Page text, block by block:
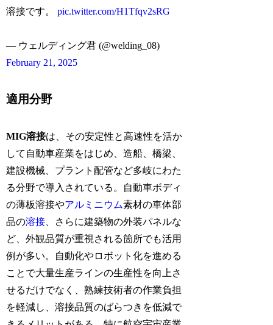
溶接です。pic.twitter.com/H1Tfqv2sRG
— ウェルディング君 (@welding_08)
February 21, 2025
適用分野
MIG溶接は、その安定性と高速性を活か
して自動車産業をはじめ、造船、橋梁、
建設機械、プラント配管など多岐にわた
る分野で導入されている。自動車ボディ
の薄板溶接やアルミニウム素材の車体部
品の溶接 、さらに建築物の外装パネルな
ど、外観品質が重視される箇所でも活用
例が多い。自動化やロボット化を進める
ことで大量生産ラインの生産性を向上さ
せるだけでなく、熟練技術者の作業負担
を軽減し、溶接品質のばらつきを低減で